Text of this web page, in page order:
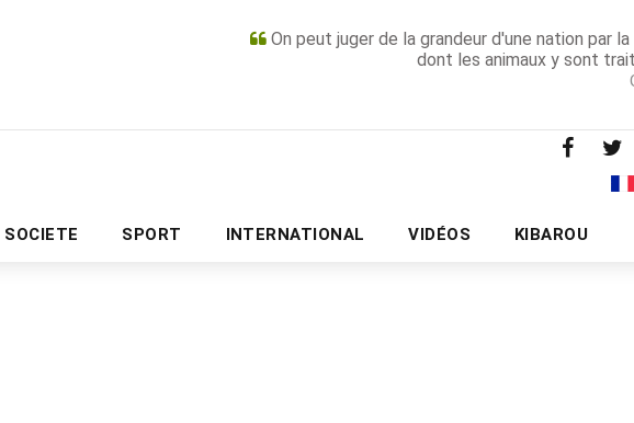
On peut juger de la grandeur d'une nation par
dont les animaux y sont
SOCIETE SPORT INTERNATIONAL VIDÉOS KIBAROU
PUBLICITÉ